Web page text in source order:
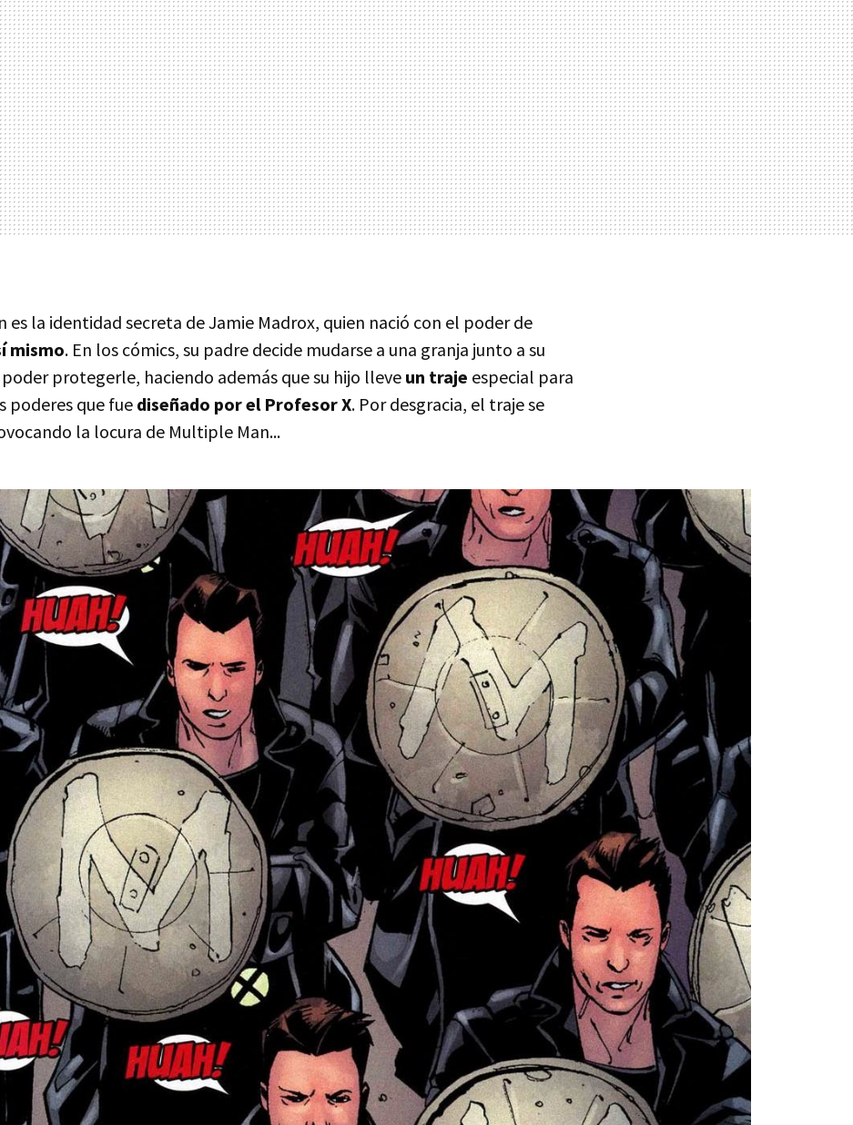
es la identidad secreta de Jamie Madrox, quien nació con el poder de
mismo. En los cómics, su padre decide mudarse a una granja junto a su
protegerle, haciendo además que su hijo lleve un traje especial para
poderes que fue diseñado por el Profesor X. Por desgracia, el traje se
la locura de Multiple Man...